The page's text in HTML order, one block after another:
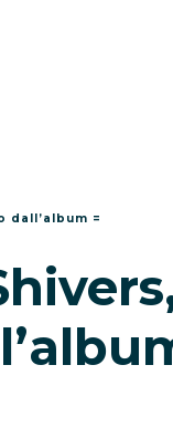
dall’album =